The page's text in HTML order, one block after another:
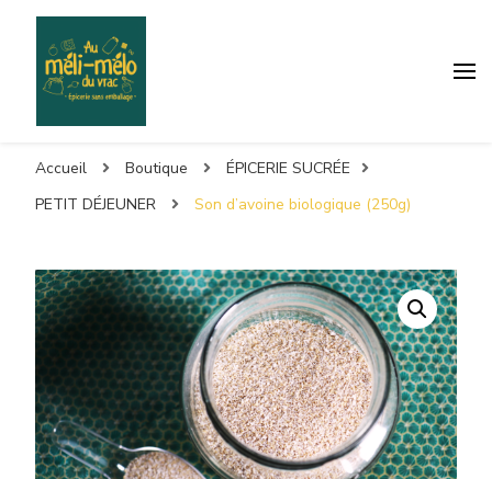
Accueil Boutique
ÉPICERIE SUCRÉE
PETIT DÉJEUNER
Son d’avoine biologique (250g)